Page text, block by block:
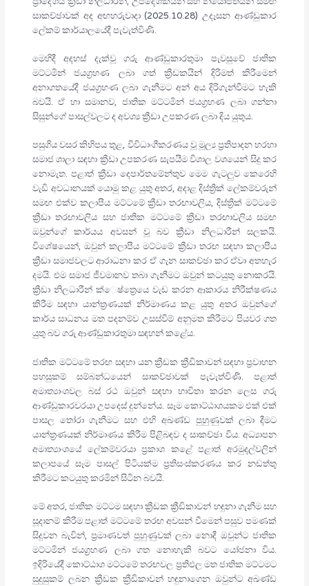
සාකච්ඡාවක් අද අඟහරුවාදා (2025.10.28) උදෑසන ආණ්ඩුකාර
ලේකම් කාර්යාලයේදී පැවැත්විණි.
මෙහිදී අදහස් දැක්වූ ගරු ආණ්ඩුකාරතුමා පැවසුවේ ජාතික
මට්ටමින් ජයග්‍රහණ ලබා ගත් ක්‍රීඩකයින් දිරිමත් කිරීමෙන්
අනාගතයේදී ජයග්‍රහණ ලබා ගැනීමට අන් අය දිරිගැන්වීමට හැකි
බවයි. ඒ හා සමානව, ජාතික මට්ටමින් ජයග්‍රහණ ලබා ගන්නා
සිසුන්ගේ පාසල්වලට ද අවශ්‍ය ක්‍රීඩා උපකරණ ලබා දිය යුතුය.
පසුගිය වසර කිහිපය තුළ, විවිධාංගීකරණය වූ මූල්‍ය ප්‍රතිපාදන හරහා
සමාජ ශාලා සඳහා ක්‍රීඩා උපකරණ සැපයීම විශාල වශයෙන් සිදු කර
නොමැත. පළාත් ක්‍රීඩා දෙපාර්තමේන්තුව මෙම ගැටලුව කෙරෙහි
වැඩි අවධානයක් යොමු කළ යුතු අතර, අදාළ දිස්ත්‍රික් ලේකම්වරුන්
සමඟ එක්ව කලාපීය මට්ටමේ ක්‍රීඩා තරඟාවලිය, දිස්ත්‍රික් මට්ටමේ
ක්‍රීඩා තරඟාවලිය සහ ජාතික මට්ටමේ ක්‍රීඩා තරඟාවලිය සමඟ
ඔවුන්ගේ කාර්යය අවසන් වූ බව ක්‍රීඩා නිලධාරීන් සලකයි.
විශේෂයෙන්, ඔවුන් කලාපීය මට්ටමේ ක්‍රීඩා තරඟ සඳහා කලාපීය
ක්‍රීඩා සමාජවලට ආරාධනා කර ඒ ගැන සාකච්ඡා කර ඒවා අතහැර
දමයි. එම සමාජ ජීවමානව තබා ගැනීමට ඔවුන් කටයුතු නොකරයි.
ක්‍රීඩා නිලධාරීන් ක්ෙෂ්ත්‍රෙයෙ වැඩ කරන ආකාරය නිරීක්ෂණය
කිරීම සඳහා යාන්ත්‍රණයක් නිර්මාණය කළ යුතු අතර ඔවුන්ගේ
කාර්ය සාධනය මත පදනම්ව උසස්වීම් අනුමත කිරීමට පියවර ගත
යුතු බව ගරු ආණ්ඩුකාරතුමා සඳහන් කළේය.
ජාතික මට්ටමේ තරඟ සඳහා යන ක්‍රීඩක ක්‍රීඩිකාවන් සඳහා ප්‍රවාහන
පහසුකම් සම්බන්ධයෙන් සාකච්ඡාවක් පැවැත්විණි. පළාත්
අමාත්‍යාංශවල බස් රථ ඔවුන් සඳහා භාවිතා කරන ලෙස ගරු
ආණ්ඩුකාරවරයා උපදෙස් දුන්නේය. සෑම කොට්ඨාශයකම එක් එක්
පාසල තෝරා ගැනීමට සහ එහි අඛණ්ඩ පුහුණුවක් ලබා දීමට
යාන්ත්‍රණයක් නිර්මාණය කිරීම පිළිබඳව ද සාකච්ඡා විය. අධ්‍යාපන
අමාත්‍යාංශයේ ලේකම්වරයා ප්‍රකාශ කළේ පළාත් අරමුදල්වලින්
කලාපයේ සෑම පාසල් පිටියක්ම ප්‍රතිසංස්කරණය කර නඩත්තු
කිරීමට කටයුතු කරමින් සිටින බවයි.
මේ අතර, ජාතික මට්ටම සඳහා ක්‍රීඩක ක්‍රීඩිකාවන් හඳුනා ගැනීම සහ
සූදානම් කිරීම පළාත් මට්ටමේ තරඟ අවසන් වීමෙන් පසුව පමණක්
සිදුවන බැවින්, ප්‍රමාණවත් පුහුණුවක් ලබා නොදී ඔවුන්ට ජාතික
මට්ටමින් ජයග්‍රහණ ලබා ගත නොහැකි බවට යෝජනා විය.
ඉදිරියේදී කොට්ඨාශ මට්ටමේ තරඟවල ප්‍රතිඵල මත ජාතික මට්ටමට
සුදුසුකම් ලබන ක්‍රීඩක ක්‍රීඩිකාවන් හඳුනාගෙන ඔවුන්ට අඛණ්ඩ